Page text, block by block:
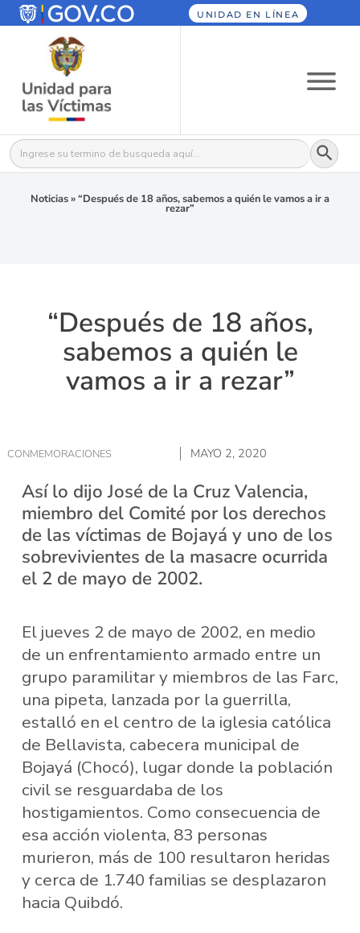
UNIDAD EN LÍNEA
Buscar: Botón
Noticias»“Después de 18 años, sabemos a quién le vamos a ir a
rezar”
“Después de 18 años,
sabemos a quién le
vamos a ir a rezar”
CONMEMORACIONES MAYO 2, 2020
Así lo dijo José de la Cruz Valencia,
miembro del Comité por los derechos
de las víctimas de Bojayá y uno de los
sobrevivientes de la masacre ocurrida
el 2 de mayo de 2002.
El jueves 2 de mayo de 2002, en medio
de un enfrentamiento armado entre un
grupo paramilitar y miembros de las Farc,
una pipeta, lanzada por la guerrilla,
estalló en el centro de la iglesia católica
de Bellavista, cabecera municipal de
Bojayá (Chocó), lugar donde la población
civil se resguardaba de los
hostigamientos. Como consecuencia de
esa acción violenta, 83 personas
murieron, más de 100 resultaron heridas
y cerca de 1.740 familias se desplazaron
hacia Quibdó.